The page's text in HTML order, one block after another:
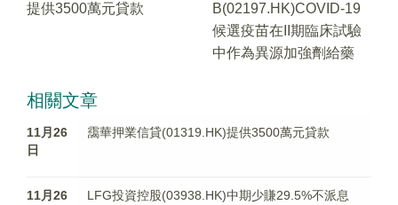
提供3500萬元貸款
B(02197.HK)COVID-19
候選疫苗在II期臨床試驗
中作為異源加強劑給藥
相關文章
11月26
日
靄華押業信貸(01319.HK)提供3500萬元貸款
11月26
LFG投資控股(03938.HK)中期少賺29.5%不派息